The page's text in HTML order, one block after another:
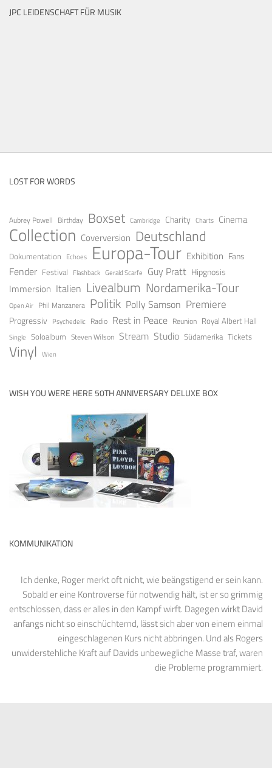
JPC LEIDENSCHAFT FÜR MUSIK
LOST FOR WORDS
Aubrey Powell Birthday Boxset Cambridge Charity Charts Cinema
Collection Coverversion Deutschland
Dokumentation Echoes Europa-Tour Exhibition Fans
Fender Festival Flashback Gerald Scarfe Guy Pratt Hipgnosis
Immersion Italien Livealbum Nordamerika-Tour
Open Air Phil Manzanera Politik Polly Samson Premiere
Progressiv Psychedelic Radio Rest in Peace Reunion Royal Albert Hall
Single Soloalbum Steven Wilson Stream Studio Südamerika Tickets
Vinyl Wien
WISH YOU WERE HERE 50TH ANNIVERSARY DELUXE BOX
KOMMUNIKATION
Ich denke, Roger merkt oft nicht, wie beängstigend er sein kann.
Sobald er eine Kontroverse für notwendig hält, ist er so grimmig
entschlossen, dass er alles in den Kampf wirft. Dagegen wirkt David
anfangs nicht so einschüchternd, lässt sich aber von einem einmal
eingeschlagenen Kurs nicht abbringen. Und als Rogers
unwiderstehliche Kraft auf Davids unbewegliche Masse traf, waren
die Probleme programmiert.